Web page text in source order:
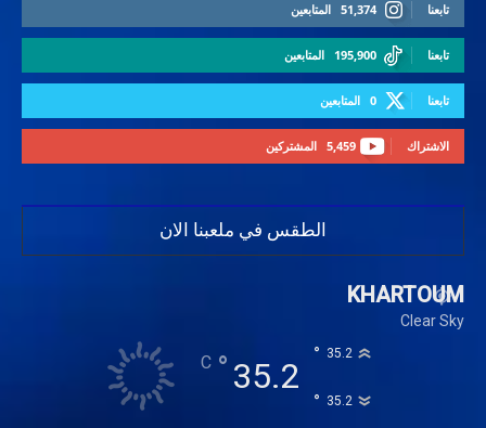
51,374 المتابعين تابعنا
195,900 المتابعين تابعنا
0 المتابعين تابعنا
5,459 المشتركين الاشتراك
الطقس في ملعبنا الان
KHARTOUM
Clear Sky
35.2
°
C 35.2
°
35.2
°